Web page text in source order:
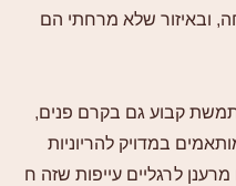
ובאיזור שלא מרחתי הם
קבוע גם בקרם פנים,
במדויק להריוניות
מרענן לרגליים עייפות שזה ח